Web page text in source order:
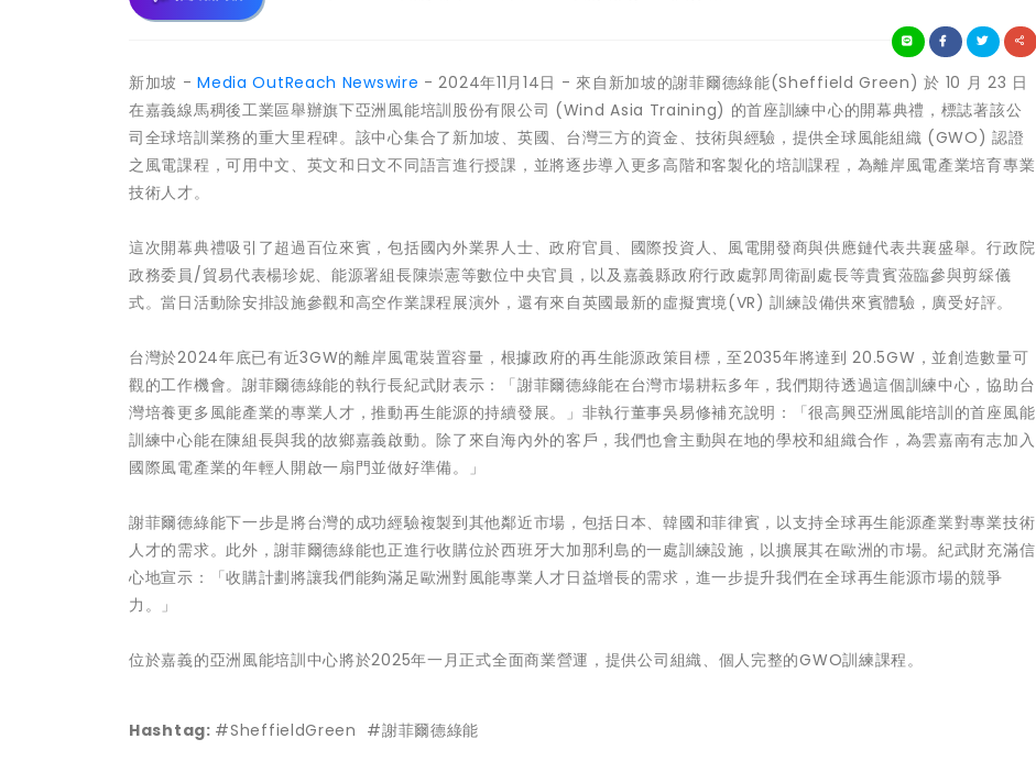
新加坡 -Media OutReach Newswire - 2024年11月14日 - 來自新加坡的謝菲爾德綠能(Sheffield Green) 於 10 月 23 日
在嘉義線馬稠後工業區舉辦旗下亞洲風能培訓股份有限公司 (Wind Asia Training) 的首座訓練中心的開幕典禮，標誌著該公
司全球培訓業務的重大里程碑。該中心集合了新加坡、英國、台灣三方的資金、技術與經驗，提供全球風能組織 (GWO) 認證
之風電課程，可用中文、英文和日文不同語言進行授課，並將逐步導入更多高階和客製化的培訓課程，為離岸風電產業培育專業
技術人才。
這次開幕典禮吸引了超過百位來賓，包括國內外業界人士、政府官員、國際投資人、風電開發商與供應鏈代表共襄盛舉。行政院
政務委員/貿易代表楊珍妮、能源署組長陳崇憲等數位中央官員，以及嘉義縣政府行政處郭周衛副處長等貴賓蒞臨參與剪綵儀
式。當日活動除安排設施參觀和高空作業課程展演外，還有來自英國最新的虛擬實境(VR) 訓練設備供來賓體驗，廣受好評。
台灣於2024年底已有近3GW的離岸風電裝置容量，根據政府的再生能源政策目標，至2035年將達到 20.5GW，並創造數量可
觀的工作機會。謝菲爾德綠能的執行長紀武財表示：「謝菲爾德綠能在台灣市場耕耘多年，我們期待透過這個訓練中心，協助台
灣培養更多風能產業的專業人才，推動再生能源的持續發展。」非執行董事吳易修補充說明：「很高興亞洲風能培訓的首座風能
訓練中心能在陳組長與我的故鄉嘉義啟動。除了來自海內外的客戶，我們也會主動與在地的學校和組織合作，為雲嘉南有志加入
國際風電產業的年輕人開啟一扇門並做好準備。」
謝菲爾德綠能下一步是將台灣的成功經驗複製到其他鄰近市場，包括日本、韓國和菲律賓，以支持全球再生能源產業對專業技術
人才的需求。此外，謝菲爾德綠能也正進行收購位於西班牙大加那利島的一處訓練設施，以擴展其在歐洲的市場。紀武財充滿信
心地宣示：「收購計劃將讓我們能夠滿足歐洲對風能專業人才日益增長的需求，進一步提升我們在全球再生能源市場的競爭
力。」
位於嘉義的亞洲風能培訓中心將於2025年一月正式全面商業營運，提供公司組織、個人完整的GWO訓練課程。
Hashtag: #SheffieldGreen #謝菲爾德綠能